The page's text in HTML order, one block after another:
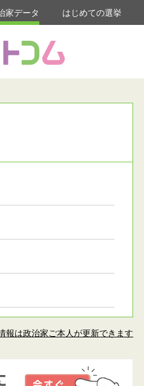
家データ はじめての選挙
報は政治家ご本人が更新できます